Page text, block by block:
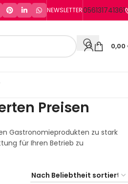
NEWSLETTER056131741361
0,00
Preisen
Gastronomieprodukten zu stark
für Ihren Betrieb zu